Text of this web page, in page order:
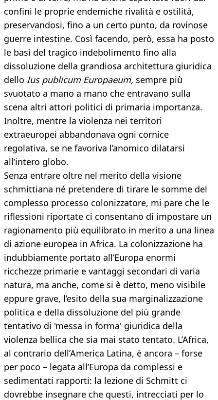
confini le proprie endemiche rivalità e ostilità,
preservandosi, fino a un certo punto, da rovinose
guerre intestine. Così facendo, però, essa ha posto
le basi del tragico indebolimento fino alla
dissoluzione della grandiosa architettura giuridica
dello Ius publicum Europaeum, sempre più
svuotato a mano a mano che entravano sulla
scena altri attori politici di primaria importanza.
Inoltre, mentre la violenza nei territori
extraeuropei abbandonava ogni cornice
regolativa, se ne favoriva l’anomico dilatarsi
all’intero globo.
Senza entrare oltre nel merito della visione
schmittiana né pretendere di tirare le somme del
complesso processo colonizzatore, mi pare che le
riflessioni riportate ci consentano di impostare un
ragionamento più equilibrato in merito a una linea
di azione europea in Africa. La colonizzazione ha
indubbiamente portato all’Europa enormi
ricchezze primarie e vantaggi secondari di varia
natura, ma anche, come si è detto, meno visibile
eppure grave, l’esito della sua marginalizzazione
politica e della dissoluzione del più grande
tentativo di 'messa in forma' giuridica della
violenza bellica che sia mai stato tentato. L’Africa,
al contrario dell’America Latina, è ancora – forse
per poco – legata all’Europa da complessi e
sedimentati rapporti: la lezione di Schmitt ci
dovrebbe insegnare che questi, intrecciati per lo